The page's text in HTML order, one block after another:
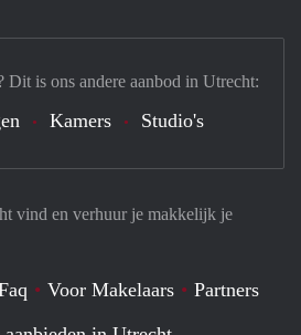
vind en verhuur je makkelijk je
Voor Makelaars
Partners
Dit is ons andere aanbod in Utrecht:
Kamers Studio's